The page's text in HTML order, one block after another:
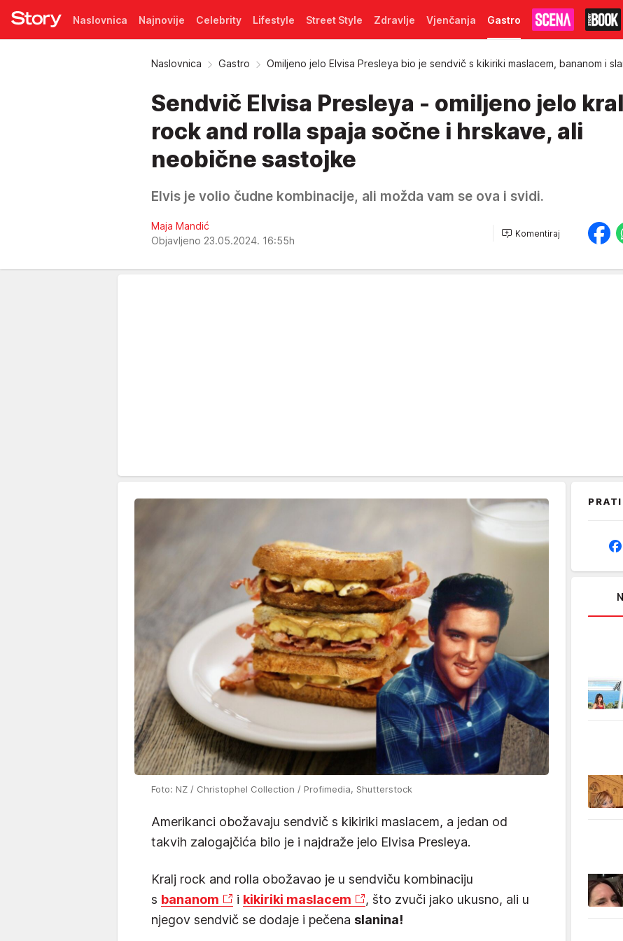
Naslovnica Najnovije Celebrity Lifestyle Street Style Zdravlje Vjenčanja Gastro
Naslovnica Gastro Omiljeno jelo Elvisa Presleya bio je sendvič s kikiriki maslacem, bananom i
Sendvič Elvisa Presleya - omiljeno jelo
rock and rolla spaja sočne i hrskave, ali
neobične sastojke
Elvis je volio čudne kombinacije, ali možda vam se ova i svidi.
Maja Mandić
Objavljeno 23.05.2024. 16:55h
Komentiraj
Foto: NZ / Christophel Collection / Profimedia, Shutterstock
Amerikanci obožavaju sendvič s kikiriki maslacem, a jedan od
takvih zalogajčića bilo je i najdraže jelo Elvisa Presleya.
Kralj rock and rolla obožavao je u sendviču kombinaciju
s bananom i kikiriki maslacem
, što zvuči jako ukusno, ali u
njegov sendvič se dodaje i pečena slanina!